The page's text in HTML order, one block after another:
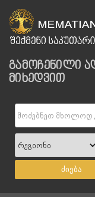
გამოჩენილი
მიხედვით
ძიება